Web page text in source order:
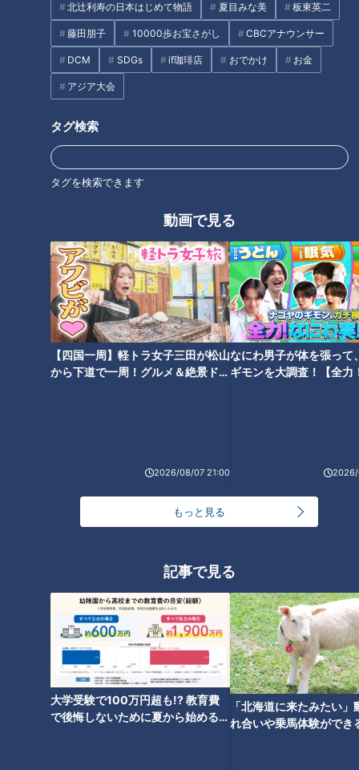
北辻利寿の日本はじめて物語 夏目みな美 板東英二
藤田朋子 10000歩お宝さがし CBCアナウンサー
DCM SDGs if珈琲店 おでかけ お金
アジア大会
タグ検索
タグを検索できます
動画で見る
【四国一周】軽トラ女子三田が松山
から下道で一周！グルメ＆絶景ドラ
2026/08/07 21:00
なにわ男子が体を張って
ギモンを大調査！【全力
2026/
もっと見る
記事で見る
大学受験で100万円超も!? 教育費
で後悔しないために夏から始めるお
「北海道に来たみたい」
れ合いや乗馬体験ができ
黒毛和牛やフォアグラ、伊勢海老など、選び抜かれた食材を目
の前で焼き上げるライブキッチンが魅力のひとつの「那古亭
（なこてい）」。
中でも、人気メニュー「アスパラベーコンと帆立貝のソテー
那古亭特製ピストーソースで」がブッフェに登場。
生のバジルにガーリック、ピスタチオ、オリーブオイル、トマ
ト、さらにレモンを効かせた門外不出の冷製「ピストーソー
ス」を、アスパラとホタテ貝のできたてソテーにかけて、温度
イチオシは、「ガーリックライス」。ニンニクに、大葉やエゴ
マ、柴漬けを一緒に炒めた、1万円以上のコースで提供してい
肉を焼く専門師が作る絶品叉焼！本格中国料理
「梨杏」